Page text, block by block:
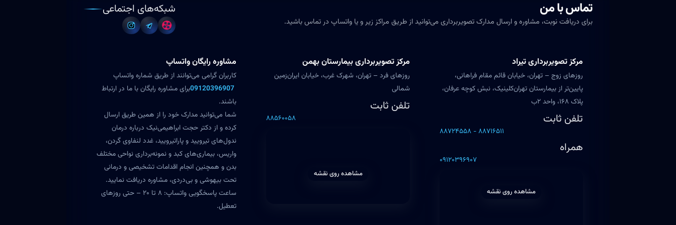
تماس با من
برای دریافت نوبت، مشاوره و ارسال مدارک تصویربرداری می‌توانید از طریق مراکز زیر و یا واتساپ در تماس باشید.
شبکه‌های اجتماعی
مرکز تصویربرداری تیراد
روزهای زوج – تهران، خیابان قائم مقام فراهانی،
پایین‌تر از بیمارستان تهران‌کلینیک، نبش کوچه عرفان،
پلاک ۱۶۸، واحد ۲ب
تلفن ثابت
۸۸۷۲۴۵۵۸ - ۸۸۷۱۶۵۱۱
همراه
۰۹۱۲۰۳۹۶۹۰۷
مشاهده روی نقشه
مرکز تصویربرداری بیمارستان بهمن
روزهای فرد – تهران، شهرک غرب، خیابان ایران‌زمین
شمالی
تلفن ثابت
۸۸۵۶۰۰۵۸
مشاهده روی نقشه
مشاوره رایگان واتساپ
کاربران گرامی می‌توانند از طریق شماره واتساپ
09120396907برای مشاوره رایگان با ما در ارتباط
باشند.
شما می‌توانید مدارک خود را از همین طریق ارسال
کرده و از دکتر حجت ابراهیمی‌نیک درباره درمان
ندول‌های تیرویید و پاراتیرویید، غدد لنفاوی گردن،
واریس، بیماری‌های کبد و نمونه‌برداری نواحی مختلف
بدن و همچنین انجام اقدامات تشخیصی و درمانی
تحت بیهوشی و بی‌دردی، مشاوره دریافت نمایید.
ساعت پاسخگویی واتساپ: ۸ تا ۲۰ – حتی روزهای
تعطیل.